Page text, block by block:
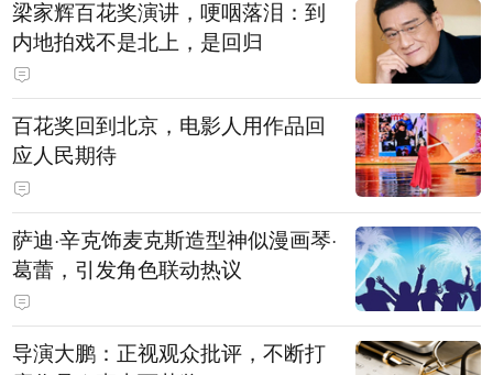
梁家辉百花奖演讲，哽咽落泪：到
内地拍戏不是北上，是回归
百花奖回到北京，电影人用作品回
应人民期待
萨迪·辛克饰麦克斯造型神似漫画琴·
葛蕾，引发角色联动热议
导演大鹏：正视观众批评，不断打